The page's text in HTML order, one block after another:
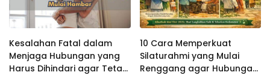
Kesalahan Fatal dalam
Menjaga Hubungan yang
Harus Dihindari agar Tetap
10 Cara Memperkuat
Silaturahmi yang Mulai
Renggang agar Hubungan